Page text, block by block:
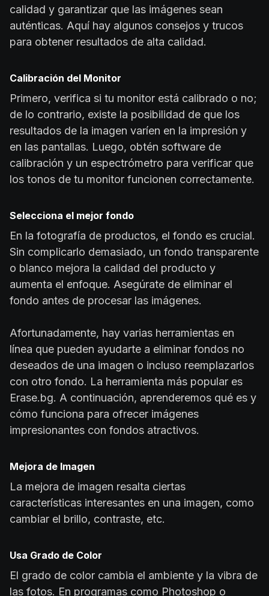
calidad y garantizar que las imágenes sean
auténticas. Aquí hay algunos consejos y trucos
para obtener resultados de alta calidad.
Calibración del Monitor
Primero, verifica si tu monitor está calibrado o no;
de lo contrario, existe la posibilidad de que los
resultados de la imagen varíen en la impresión y
en las pantallas. Luego, obtén software de
calibración y un espectrómetro para verificar que
los tonos de tu monitor funcionen correctamente.
Selecciona el mejor fondo
En la fotografía de productos, el fondo es crucial.
Sin complicarlo demasiado, un fondo transparente
o blanco mejora la calidad del producto y
aumenta el enfoque. Asegúrate de eliminar el
fondo antes de procesar las imágenes.
Afortunadamente, hay varias herramientas en
línea que pueden ayudarte a eliminar fondos no
deseados de una imagen o incluso reemplazarlos
con otro fondo. La herramienta más popular es
Erase.bg. A continuación, aprenderemos qué es y
cómo funciona para ofrecer imágenes
impresionantes con fondos atractivos.
Mejora de Imagen
La mejora de imagen resalta ciertas
características interesantes en una imagen, como
cambiar el brillo, contraste, etc.
Usa Grado de Color
El grado de color cambia el ambiente y la vibra de
las fotos. En programas como Photoshop o